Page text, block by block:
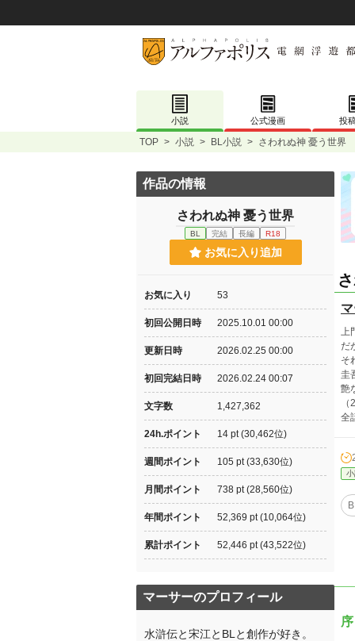
小説 公式漫画 投
TOP > 小説 > BL小説 > さわれぬ神 憂う世界
上
だ
そ
圭
艶
全
序
作品の情報
さわれぬ神 憂う世界
BL 完結 長編 R18
お気に入り追加
お気に入り 53
初回公開日時 2025.10.01 00:00
更新日時 2026.02.25 00:00
初回完結日時 2026.02.24 00:07
文字数 1,427,362
24h.ポイント 14 pt (30,462位)
週間ポイント 105 pt (33,630位)
月間ポイント 738 pt (28,560位)
年間ポイント 52,369 pt (10,064位)
累計ポイント 52,446 pt (43,522位)
マーサーのプロフィール
水滸伝と宋江とBLと創作が好き。